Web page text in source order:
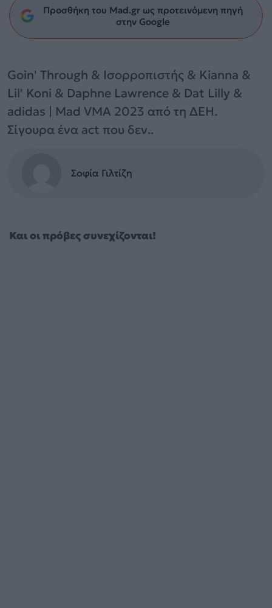
Προσθήκη του Mad.gr ως προτεινόμενη πηγή
στην Google
Goin' Through & Ισορροπιστής & Kianna &
Lil' Koni & Daphne Lawrence & Dat Lilly &
adidas | Mad VMA 2023 από τη ΔΕΗ.
Σίγουρα ένα act που δεν..
Σοφία Γιλτίζη
Και οι πρόβες συνεχίζονται!